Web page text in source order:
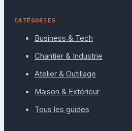
CATÉGORIES
Business & Tech
Chantier & Industrie
Atelier & Outillage
Maison & Extérieur
Tous les guides